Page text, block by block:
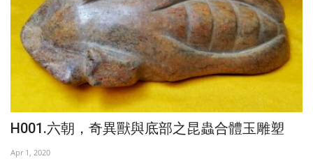
H001.六朝，奇異獸與底部之昆蟲合體玉雕塑
Apr 1, 2020